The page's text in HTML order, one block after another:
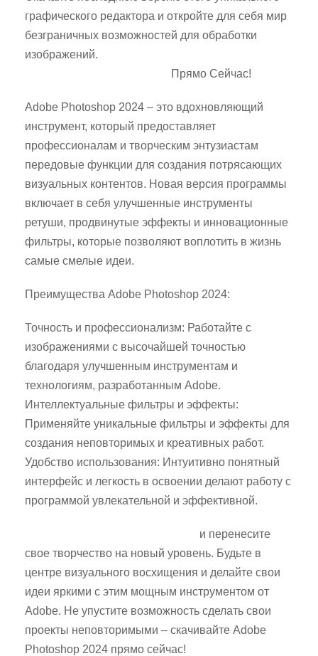
графического редактора и откройте для себя мир
безграничных возможностей для обработки
изображений.
Прямо Сейчас!
Adobe Photoshop 2024 – это вдохновляющий
инструмент, который предоставляет
профессионалам и творческим энтузиастам
передовые функции для создания потрясающих
визуальных контентов. Новая версия программы
включает в себя улучшенные инструменты
ретуши, продвинутые эффекты и инновационные
фильтры, которые позволяют воплотить в жизнь
самые смелые идеи.
Преимущества Adobe Photoshop 2024:
Точность и профессионализм: Работайте с
изображениями с высочайшей точностью
благодаря улучшенным инструментам и
технологиям, разработанным Adobe.
Интеллектуальные фильтры и эффекты:
Применяйте уникальные фильтры и эффекты для
создания неповторимых и креативных работ.
Удобство использования: Интуитивно понятный
интерфейс и легкость в освоении делают работу с
программой увлекательной и эффективной.
и перенесите
свое творчество на новый уровень. Будьте в
центре визуального восхищения и делайте свои
идеи яркими с этим мощным инструментом от
Adobe. Не упустите возможность сделать свои
проекты неповторимыми – скачивайте Adobe
Photoshop 2024 прямо сейчас!